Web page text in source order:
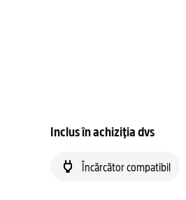
Inclus în achiziția dvs
Încărcător compatibil